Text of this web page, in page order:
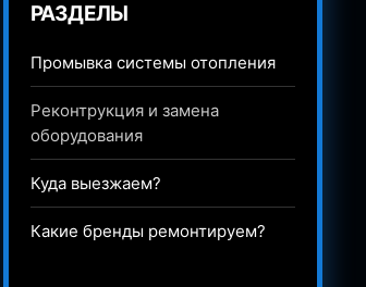
РАЗДЕЛЫ
Промывка системы отопления
Реконтрукция и замена
оборудования
Куда выезжаем?
Какие бренды ремонтируем?